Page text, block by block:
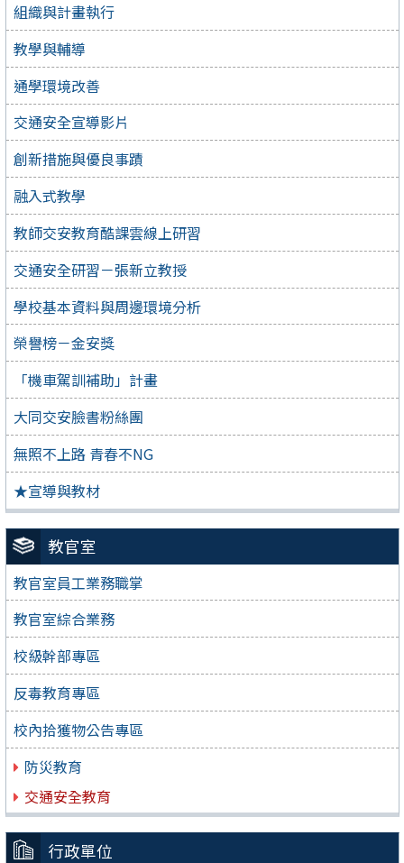
組織與計畫執行
教學與輔導
通學環境改善
交通安全宣導影片
創新措施與優良事蹟
融入式教學
教師交安教育酷課雲線上研習
交通安全研習－張新立教授
學校基本資料與周邊環境分析
榮譽榜－金安獎
「機車駕訓補助」計畫
大同交安臉書粉絲團
無照不上路 青春不NG
★宣導與教材
教官室
教官室員工業務職掌
教官室綜合業務
校級幹部專區
反毒教育專區
校內拾獲物公告專區
防災教育
交通安全教育
行政單位